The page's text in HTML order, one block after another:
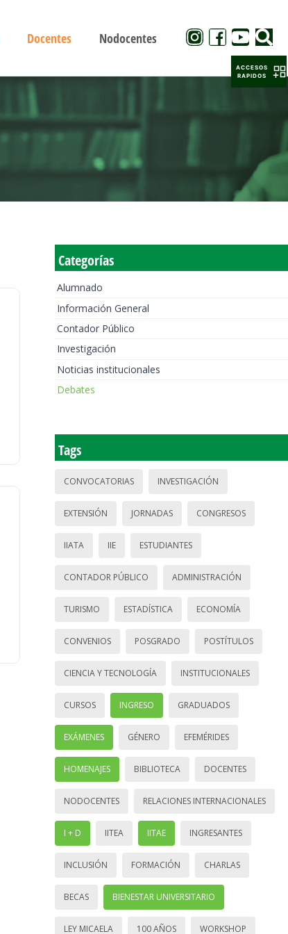
Docentes Nodocentes
Categorías
Alumnado
Información General
Contador Público
Investigación
Noticias institucionales
Debates
Tags
CONVOCATORIAS INVESTIGACIÓN
EXTENSIÓN JORNADAS CONGRESOS
IIATA IIE ESTUDIANTES
CONTADOR PÚBLICO ADMINISTRACIÓN
TURISMO ESTADÍSTICA ECONOMÍA
CONVENIOS POSGRADO POSTÍTULOS
CIENCIA Y TECNOLOGÍA INSTITUCIONALES
CURSOS INGRESO GRADUADOS
EXÁMENES GÉNERO EFEMÉRIDES
HOMENAJES BIBLIOTECA DOCENTES
NODOCENTES RELACIONES INTERNACIONALES
I + D IITEA IITAE INGRESANTES
INCLUSIÓN FORMACIÓN CHARLAS
BECAS BIENESTAR UNIVERSITARIO
LEY MICAELA 100 AÑOS WORKSHOP
ACCESOS
RAPIDOS